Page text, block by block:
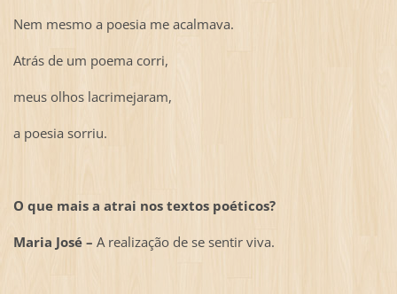
Nem mesmo a poesia me acalmava.
Atrás de um poema corri,
meus olhos lacrimejaram,
a poesia sorriu.
O que mais a atrai nos textos poéticos?
Maria José – A realização de se sentir viva.